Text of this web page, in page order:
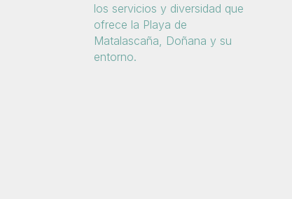
los servicios y diversidad que
ofrece la Playa de
Matalascaña, Doñana y su
entorno.